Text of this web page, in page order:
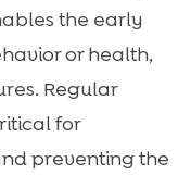
the early
or health,
Regular
for
preventing the